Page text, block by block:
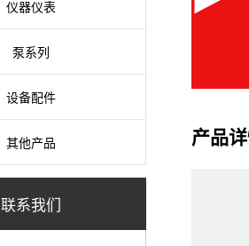
仪器仪表
泵系列
设备配件
其他产品
联系我们
产品